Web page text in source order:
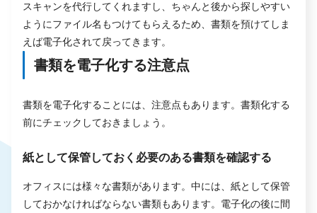
スキャンを代行してくれますし、ちゃんと後から探しやすい
ようにファイル名もつけてもらえるため、書類を預けてしま
えば電子化されて戻ってきます。
書類を電子化する注意点
書類を電子化することには、注意点もあります。書類化する
前にチェックしておきましょう。
紙として保管しておく必要のある書類を確認する
オフィスには様々な書類があります。中には、紙として保管
しておかなければならない書類もあります。電子化の後に間